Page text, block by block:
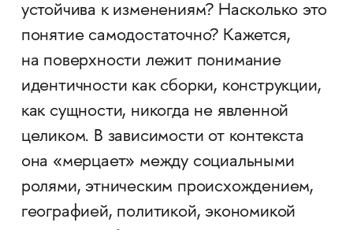
устойчива к изменениям? Насколько это
понятие самодостаточно? Кажется,
на поверхности лежит понимание
идентичности как сборки, конструкции,
как сущности, никогда не явленной
целиком. В зависимости от контекста
она «мерцает» между социальными
ролями, этническим происхождением,
географией, политикой, экономикой